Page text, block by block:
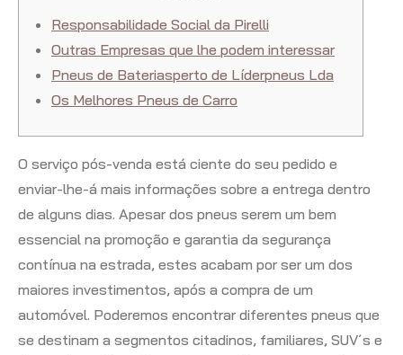
Responsabilidade Social da Pirelli
Outras Empresas que lhe podem interessar
Pneus de Bateriasperto de Líderpneus Lda
Os Melhores Pneus de Carro
O serviço pós-venda está ciente do seu pedido e
enviar-lhe-á mais informações sobre a entrega dentro
de alguns dias. Apesar dos pneus serem um bem
essencial na promoção e garantia da segurança
contínua na estrada, estes acabam por ser um dos
maiores investimentos, após a compra de um
automóvel. Poderemos encontrar diferentes pneus que
se destinam a segmentos citadinos, familiares, SUV´s e